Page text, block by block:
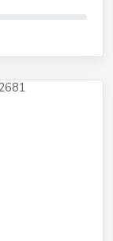
cm
Bảo hành: